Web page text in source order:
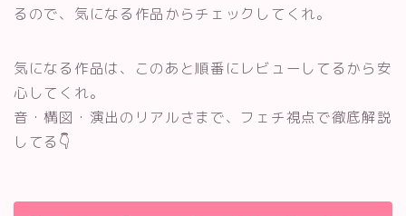
るので、気になる作品からチェックしてくれ。
気になる作品は、このあと順番にレビューしてるから安
心してくれ。
音・構図・演出のリアルさまで、フェチ視点で徹底解説
してる👇️